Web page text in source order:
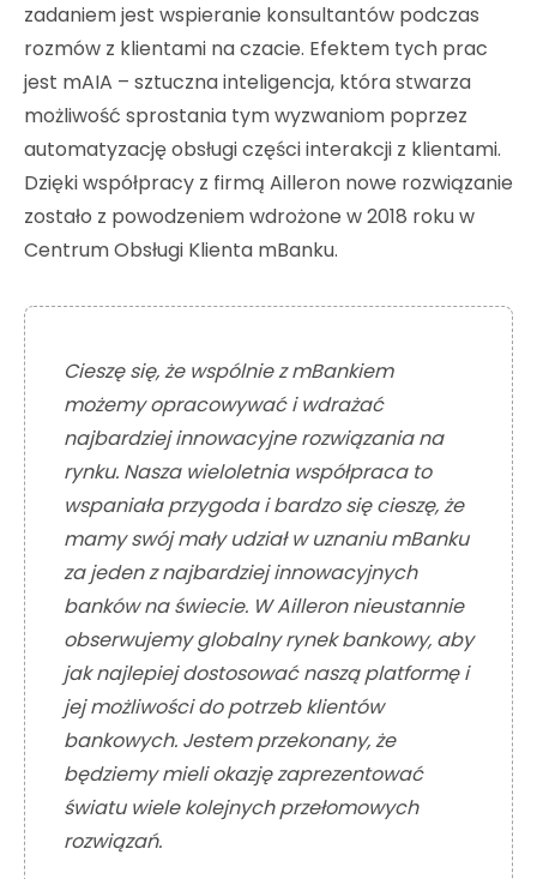
zadaniem jest wspieranie konsultantów podczas
rozmów z klientami na czacie. Efektem tych prac
jest mAIA – sztuczna inteligencja, która stwarza
możliwość sprostania tym wyzwaniom poprzez
automatyzację obsługi części interakcji z klientami.
Dzięki współpracy z firmą Ailleron nowe rozwiązanie
zostało z powodzeniem wdrożone w 2018 roku w
Centrum Obsługi Klienta mBanku.
Cieszę się, że wspólnie z mBankiem
możemy opracowywać i wdrażać
najbardziej innowacyjne rozwiązania na
rynku. Nasza wieloletnia współpraca to
wspaniała przygoda i bardzo się cieszę, że
mamy swój mały udział w uznaniu mBanku
za jeden z najbardziej innowacyjnych
banków na świecie. W Ailleron nieustannie
obserwujemy globalny rynek bankowy, aby
jak najlepiej dostosować naszą platformę i
jej możliwości do potrzeb klientów
bankowych. Jestem przekonany, że
będziemy mieli okazję zaprezentować
światu wiele kolejnych przełomowych
rozwiązań.